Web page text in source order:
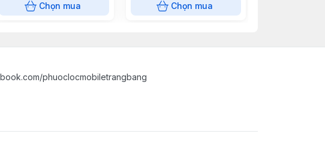
Chọn mua Chọn mua
phuoclocmobiletrangbang